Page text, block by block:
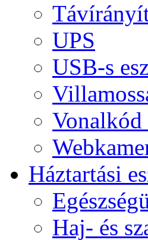
UPS
USB-s
Vonalkód
Háztartási
Haj- és